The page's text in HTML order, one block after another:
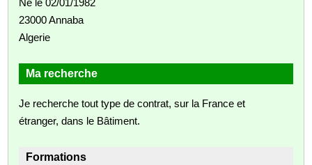
23000 Annaba
Algerie
Ma recherche
Je recherche tout type de contrat, sur la France et
étranger, dans le Bâtiment.
Formations